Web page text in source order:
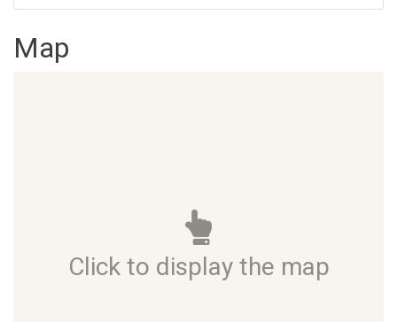
Map
Click to display the map